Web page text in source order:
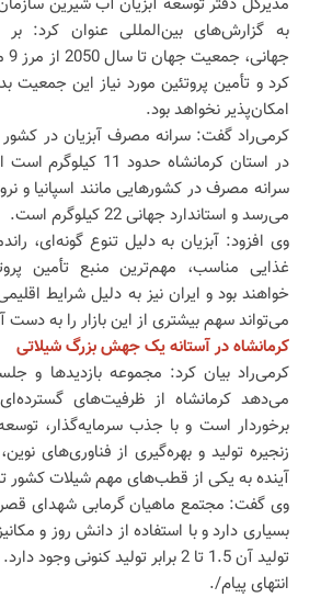
به گزارش‌های بین‌المللی عنوان کرد:
کرد و تأمین پروتئین مورد نیاز این جمعیت
امکان‌پذیر نخواهد بود.
در استان کرمانشاه
می‌رسد و استاندارد جهانی 22 کیلوگرم است.
وی افزود: آبزیان به دلیل تنوع گونه‌ای،
غذایی مناسب، مهم‌ترین منبع تأمین
خواهند بود و ایران نیز به دلیل شرایط
می‌تواند سهم بیشتری از این بازار را به دست
کرمانشاه در آستانه یک جهش بزرگ شیلاتی
کرمی‌راد بیان کرد: مجموعه بازدیدها و
می‌دهد کرمانشاه از ظرفیت‌های
برخوردار است و با جذب سرمایه‌گذار،
زنجیره تولید و بهره‌گیری از فناوری‌های
آینده به یکی از قطب‌های مهم شیلات کشور
وی گفت: مجتمع ماهیان گرمابی شهدای
بسیاری دارد و با استفاده از دانش روز و
تولید آن 1.5 تا 2 برابر تولید کنونی وجود دارد.
انتهای پیام/.